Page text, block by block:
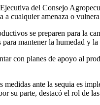
del Consejo
a cualquier amenaza o
se preparen para la
mantener la humedad y
con planes de apoyo al
ante la sequia es
su parte, destacó el rol de